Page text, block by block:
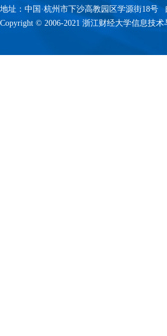
地址：中国·杭州市下沙高教园区学源街18号
Copyright © 2006-2021 浙江财经大学信息技